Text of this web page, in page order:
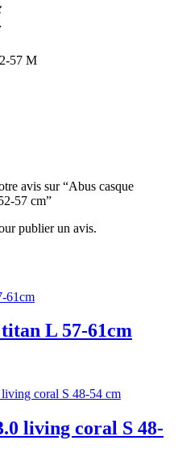
57 M
avis sur “Abus casque
57 cm”
publier un avis.
L 57-61cm
living coral S 48-